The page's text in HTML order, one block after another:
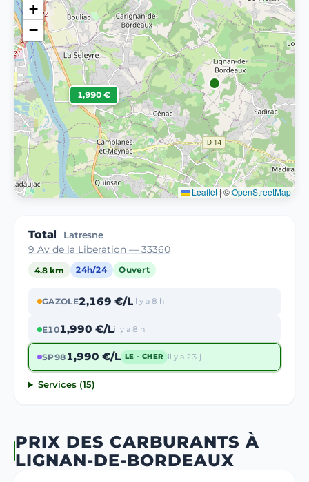
1,990 €
+
−
Leaflet|©OpenStreetMap
Total Latresne
9 Av de la Liberation — 33360
4.8 km 24h/24 Ouvert
GAZOLE2,169 €/Lil y a 8 h
E101,990 €/Lil y a 8 h
SP981,990 €/L LE - CHER il y a 23 j
Services (15)
PRIX DES CARBURANTS À
LIGNAN-DE-BORDEAUX